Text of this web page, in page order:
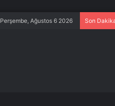
Perşembe, Ağustos 6 2026 Son